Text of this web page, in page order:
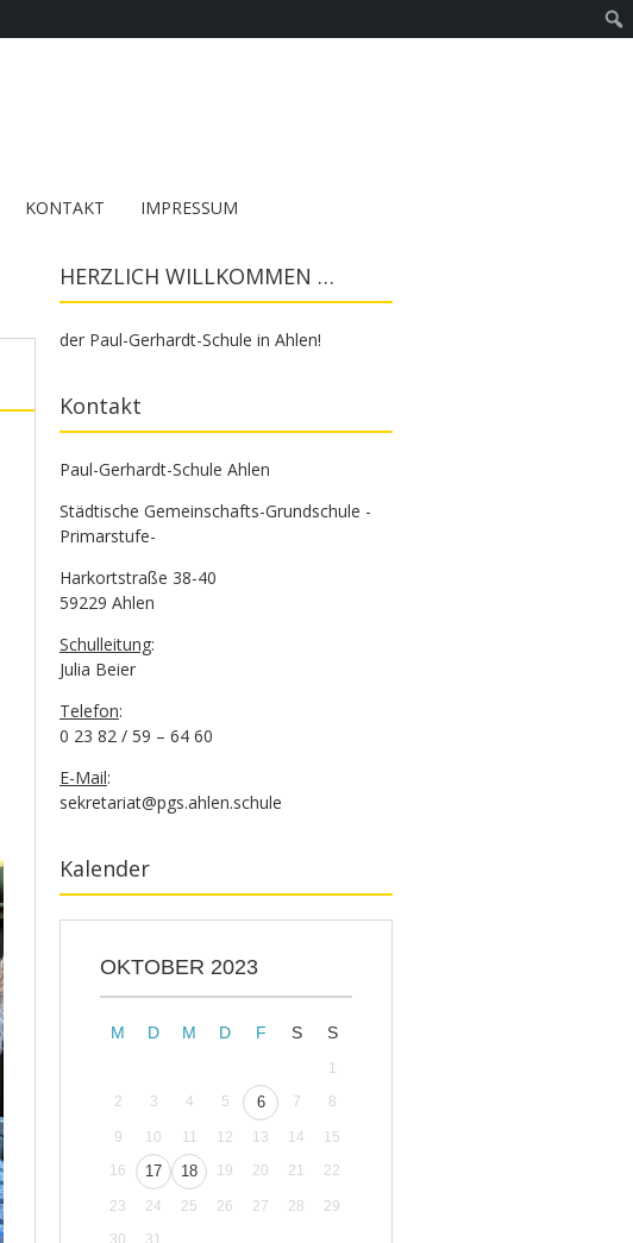
KONTAKT IMPRESSUM
HERZLICH WILLKOMMEN …
der Paul-Gerhardt-Schule in Ahlen!
Kontakt
Paul-Gerhardt-Schule Ahlen
Städtische Gemeinschafts-Grundschule -
Primarstufe-
Harkortstraße 38-40
59229 Ahlen
Schulleitung:
Julia Beier
Telefon:
0 23 82 / 59 – 64 60
E-Mail:
sekretariat@pgs.ahlen.schule
Kalender
OKTOBER 2023
M D M D F S S
1
2
3 4 5 6 7 8
9 10 11 12 13 14
15
16
17 18 19 20 21 22
23 24 25 26 27 28
29
30
31